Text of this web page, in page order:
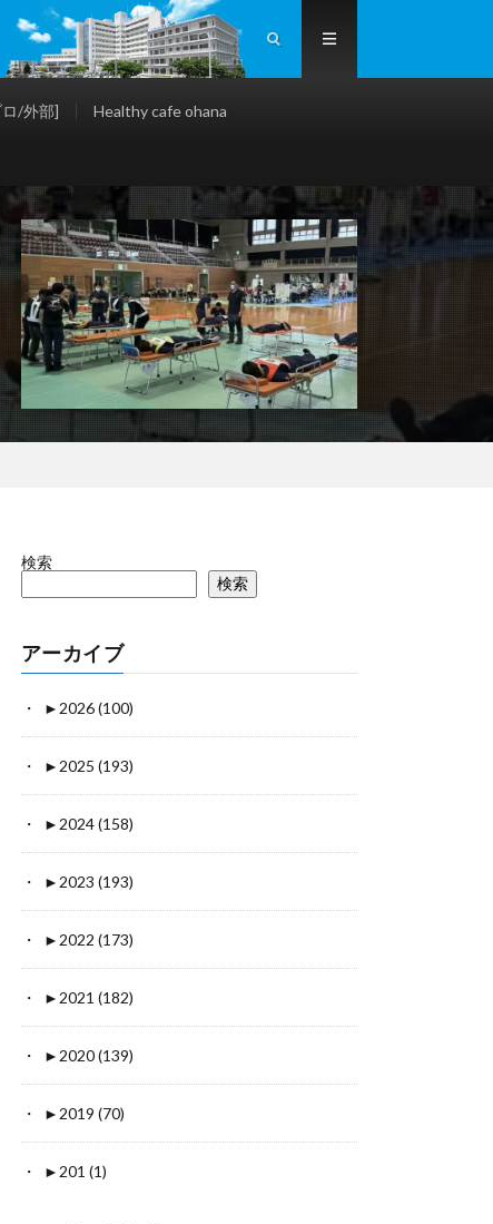
/外部] Healthy cafe ohana
検索
検索
アーカイブ
► 2026 (100)
► 2025 (193)
► 2024 (158)
► 2023 (193)
► 2022 (173)
► 2021 (182)
► 2020 (139)
► 2019 (70)
► 201 (1)